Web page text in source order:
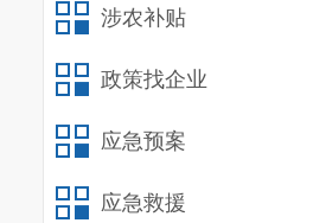
涉农补贴
政策找企业
应急预案
应急救援